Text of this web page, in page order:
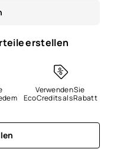
erstellen
Verwenden Sie
EcoCredits als Rabatt